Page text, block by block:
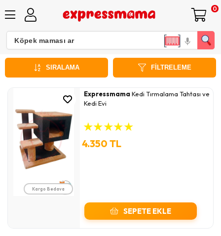
0
FILTRELEME
SIRALAMA
Kargo Bedava
Expressmama Kedi Tırmalama Tahtası ve
Kedi Evi
★★★★★
4.350 TL
SEPETE EKLE